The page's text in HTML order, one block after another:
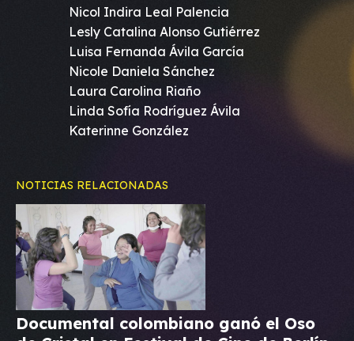
Nicol Indira Leal Palencia
Lesly Catalina Alonso Gutiérrez
Luisa Fernanda Ávila García
Nicole Daniela Sánchez
Laura Carolina Riaño
Linda Sofía Rodríguez Ávila
Katerinne González
NOTICIAS RELACIONADAS
Documental colombiano ganó el Oso